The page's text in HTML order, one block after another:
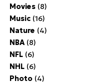
Movies(8)
Music(16)
Nature (4)
NBA(8)
NFL(6)
NHL(6)
Photo(4)